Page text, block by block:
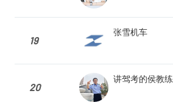
19
张雪机车
20
讲驾考的侯教练